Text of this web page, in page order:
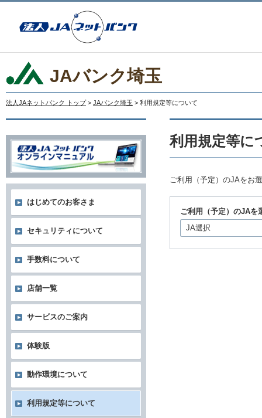
JAバンク埼玉
法人JAネットバンク トップ > JAバンク埼玉 > 利用規定等について
利用規定等に
ご利用（予定）のJAをお
ご利用（予定）のJAを
JA選択
はじめてのお客さま
セキュリティについて
手数料について
店舗一覧
サービスのご案内
体験版
動作環境について
利用規定等について